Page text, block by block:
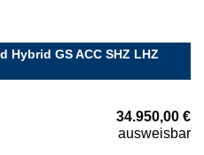
Hybrid GS ACC SHZ LHZ
34.950,00 €
ausweisbar